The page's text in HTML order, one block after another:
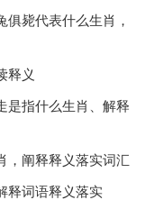
毙代表什么生肖，
释义
是指什么生肖、解释
，阐释释义落实词汇
释词语释义落实